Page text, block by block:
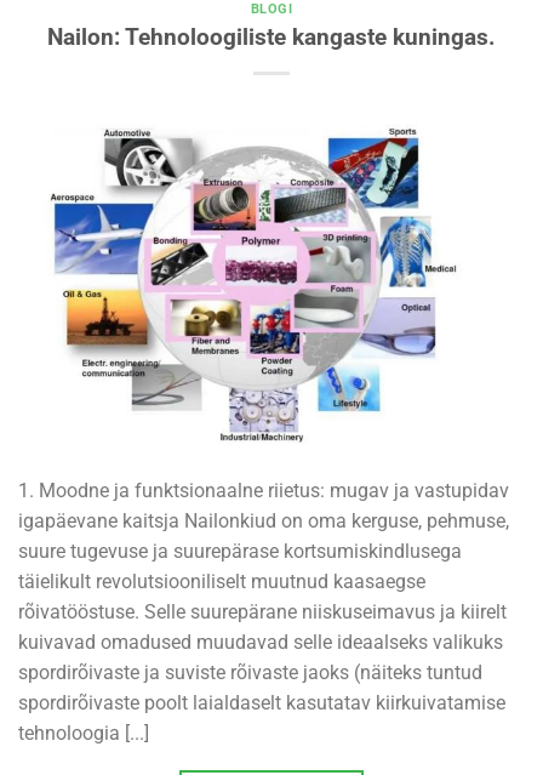
BLOGI
Nailon: Tehnoloogiliste kangaste kuningas.
1. Moodne ja funktsionaalne riietus: mugav ja vastupidav
igapäevane kaitsja Nailonkiud on oma kerguse, pehmuse,
suure tugevuse ja suurepärase kortsumiskindlusega
täielikult revolutsiooniliselt muutnud kaasaegse
rõivatööstuse. Selle suurepärane niiskuseimavus ja kiirelt
kuivavad omadused muudavad selle ideaalseks valikuks
spordirõivaste ja suviste rõivaste jaoks (näiteks tuntud
spordirõivaste poolt laialdaselt kasutatav kiirkuivatamise
tehnoloogia [...]